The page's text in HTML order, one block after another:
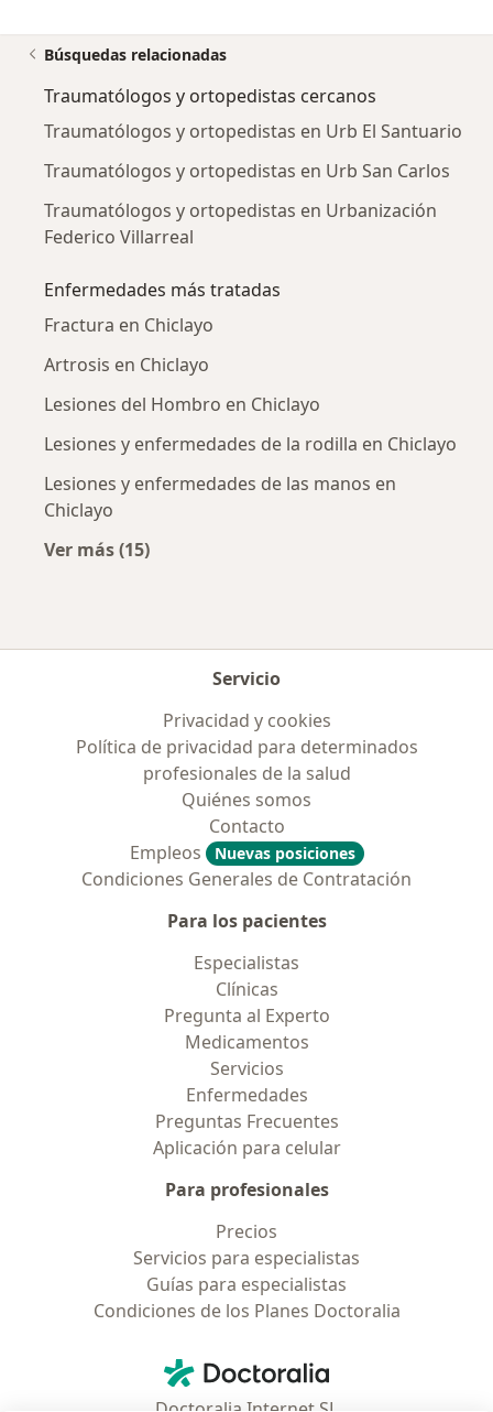
Búsquedas relacionadas
Traumatólogos y ortopedistas cercanos
Traumatólogos y ortopedistas en Urb El Santuario
Traumatólogos y ortopedistas en Urb San Carlos
Traumatólogos y ortopedistas en Urbanización
Federico Villarreal
Enfermedades más tratadas
Fractura en Chiclayo
Artrosis en Chiclayo
Lesiones del Hombro en Chiclayo
Lesiones y enfermedades de la rodilla en Chiclayo
Lesiones y enfermedades de las manos en
Chiclayo
Ver más (15)
Servicio
Privacidad y cookies
Política de privacidad para determinados
profesionales de la salud
Quiénes somos
Contacto
Empleos
Nuevas posiciones
Condiciones Generales de Contratación
Para los pacientes
Especialistas
Clínicas
Pregunta al Experto
Medicamentos
Servicios
Enfermedades
Preguntas Frecuentes
Aplicación para celular
Para profesionales
Precios
Servicios para especialistas
Guías para especialistas
Condiciones de los Planes Doctoralia
Doctoralia - Página de inicio